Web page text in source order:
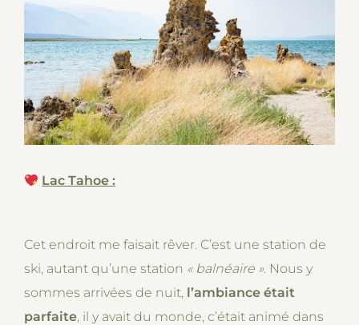
Lac Tahoe :
Cet endroit me faisait rêver. C’est une station de
ski, autant qu’une station « balnéaire ». Nous y
sommes arrivées de nuit, l’ambiance était
parfaite, il y avait du monde, c’était animé dans